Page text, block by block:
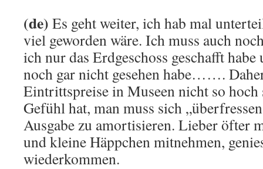
(de) Es geht weiter, ich hab mal
viel geworden wäre. Ich muss auch
ich nur das Erdgeschoss geschafft habe
noch gar nicht gesehen habe…….
Eintrittspreise in Museen nicht so hoch
Gefühl hat, man muss sich
Ausgabe zu amortisieren. Lieber öfter
und kleine Häppchen mitnehmen,
wiederkommen.